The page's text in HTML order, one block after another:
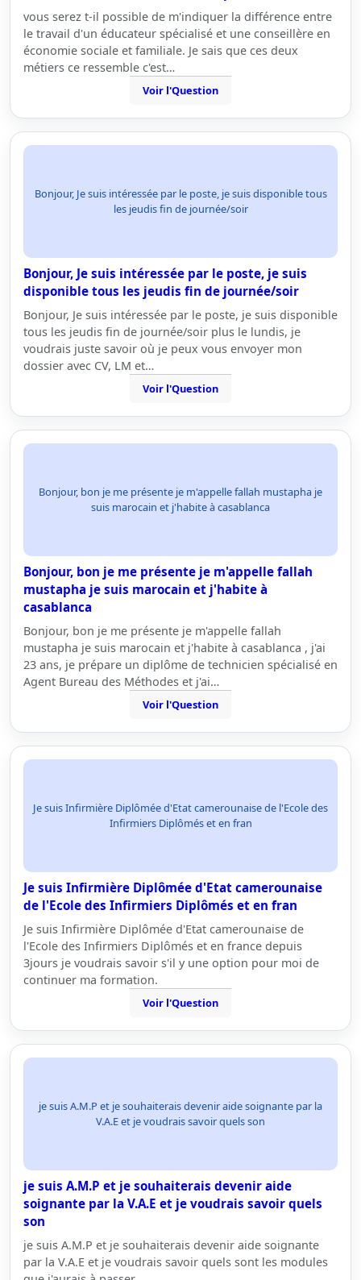
vous serez t-il possible de m'indiquer la différence entre
le travail d'un éducateur spécialisé et une conseillère en
économie sociale et familiale. Je sais que ces deux
métiers ce ressemble c'est…
Voir l'Question
Bonjour, Je suis intéressée par le poste, je suis disponible tous
les jeudis fin de journée/soir
Bonjour, Je suis intéressée par le poste, je suis
disponible tous les jeudis fin de journée/soir
Bonjour, Je suis intéressée par le poste, je suis disponible
tous les jeudis fin de journée/soir plus le lundis, je
voudrais juste savoir où je peux vous envoyer mon
dossier avec CV, LM et…
Voir l'Question
Bonjour, bon je me présente je m'appelle fallah mustapha je
suis marocain et j'habite à casablanca
Bonjour, bon je me présente je m'appelle fallah
mustapha je suis marocain et j'habite à
casablanca
Bonjour, bon je me présente je m'appelle fallah
mustapha je suis marocain et j'habite à casablanca , j'ai
23 ans, je prépare un diplôme de technicien spécialisé en
Agent Bureau des Méthodes et j'ai…
Voir l'Question
Je suis Infirmière Diplômée d'Etat camerounaise de l'Ecole des
Infirmiers Diplômés et en fran
Je suis Infirmière Diplômée d'Etat camerounaise
de l'Ecole des Infirmiers Diplômés et en fran
Je suis Infirmière Diplômée d'Etat camerounaise de
l'Ecole des Infirmiers Diplômés et en france depuis
3jours je voudrais savoir s'il y une option pour moi de
continuer ma formation.
Voir l'Question
je suis A.M.P et je souhaiterais devenir aide soignante par la
V.A.E et je voudrais savoir quels son
je suis A.M.P et je souhaiterais devenir aide
soignante par la V.A.E et je voudrais savoir quels
son
je suis A.M.P et je souhaiterais devenir aide soignante
par la V.A.E et je voudrais savoir quels sont les modules